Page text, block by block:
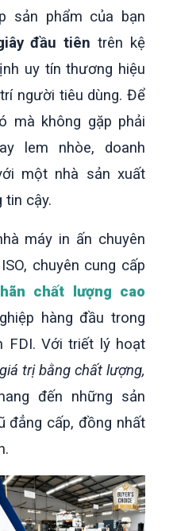
sản phẩm của bạn
đầu tiên trên kệ
uy tín thương hiệu
người tiêu dùng. Để
mà không gặp phải
lem nhòe, doanh
một nhà sản xuất
tin cậy.
máy in ấn chuyên
chuyên cung cấp
chất lượng cao
hàng đầu trong
FDI. Với triết lý hoạt
trị bằng chất lượng,
đến những sản
đẳng cấp, đồng nhất